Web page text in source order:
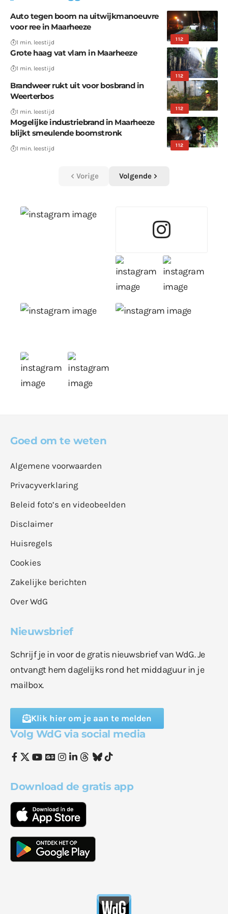
112
Auto tegen boom na uitwijkmanoeuvre
voor ree in Maarheeze
1 min. leestijd
112
Grote haag vat vlam in Maarheeze
1 min. leestijd
112
Brandweer rukt uit voor bosbrand in
Weerterbos
1 min. leestijd
112
Mogelijke industriebrand in Maarheeze
blijkt smeulende boomstronk
1 min. leestijd
Vorige Volgende
Goed om te weten
Algemene voorwaarden
Privacyverklaring
Beleid foto’s en videobeelden
Disclaimer
Huisregels
Cookies
Zakelijke berichten
Over WdG
Nieuwsbrief
Schrijf je in voor de gratis nieuwsbrief van WdG. Je
ontvangt hem dagelijks rond het middaguur in je
mailbox.
Klik hier om je aan te melden
Volg WdG via social media
Download de gratis app